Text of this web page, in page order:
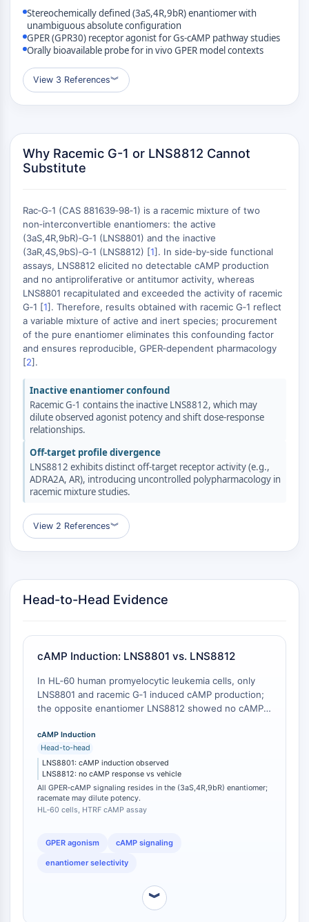
MNK
MAPKAPK2 MK2
混合系キナーゼ
SOS1
リボソームS6キナーゼ
MEK
Raf
JNK
p38 MAPK
オートファジー
オートファジー
AtgおよびAtg関連タンパク質
オートファジー
プロテイン酪氨酸キナーゼ/RTK
プロテイン酪氨酸キナーゼ/RTK
非受容体型チロシンキナーゼ同義語:
NRTK
受容体型チロシンキナーゼ
膜輸送体/イオンチャネル
膜輸送体/イオンチャネル
膜輸送体
イオンチャネル
GPCR/G蛋白質
GPCR/G蛋白質
リー
クラスA GPCR同義語: ロドプシンファミ
リー
PROTAC
PROTAC
ATTECs
AUTACs
AUTOTACs
LYTACs
標的タンパク質リガンド-リンカー複合体
分子接着剤
PROTAC用標的タンパク質のリガンド
E3リガーゼリガンド-リンカー複合体
Stereochemically defined (3aS,4R,9bR) enantiomer with
unambiguous absolute configuration
GPER (GPR30) receptor agonist for Gs‑cAMP pathway studies
Orally bioavailable probe for in vivo GPER model contexts
View 3 References︾
Why Racemic G-1 or LNS8812 Cannot
Substitute
Rac‑G‑1 (CAS 881639‑98‑1) is a racemic mixture of two
non‑interconvertible enantiomers: the active
(3aS,4R,9bR)‑G‑1 (LNS8801) and the inactive
(3aR,4S,9bS)‑G‑1 (LNS8812) [1]. In side‑by‑side functional
assays, LNS8812 elicited no detectable cAMP production
and no antiproliferative or antitumor activity, whereas
LNS8801 recapitulated and exceeded the activity of racemic
G‑1 [1]. Therefore, results obtained with racemic G‑1 reflect
a variable mixture of active and inert species; procurement
of the pure enantiomer eliminates this confounding factor
and ensures reproducible, GPER‑dependent pharmacology
[2].
Inactive enantiomer confound
Racemic G‑1 contains the inactive LNS8812, which may
dilute observed agonist potency and shift dose‑response
relationships.
Off‑target profile divergence
LNS8812 exhibits distinct off‑target receptor activity (e.g.,
ADRA2A, AR), introducing uncontrolled polypharmacology in
racemic mixture studies.
View 2 References︾
Head-to-Head Evidence
cAMP Induction: LNS8801 vs. LNS8812
In HL‑60 human promyelocytic leukemia cells, only
LNS8801 and racemic G‑1 induced cAMP production;
the opposite enantiomer LNS8812 showed no cAMP
demonstrates that GPER‑mediated Gs signaling
resides exclusively in the (3aS,4R,9bR) stereoisomer.
cAMP Induction
Head-to-head
LNS8801: cAMP induction observed
LNS8812: no cAMP response vs vehicle
All GPER‑cAMP signaling resides in the (3aS,4R,9bR) enantiomer;
racemate may dilute potency.
HL‑60 cells, HTRF cAMP assay
GPER agonism cAMP signaling
enantiomer selectivity
︾